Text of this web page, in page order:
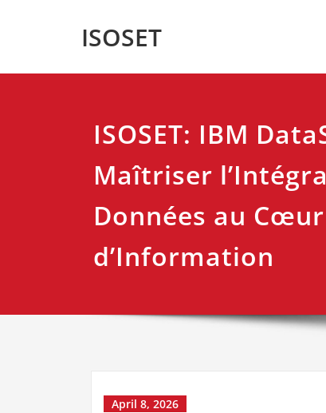
ISOSET
ISOSET: IBM
Maîtriser
Données au
d’Information
April 8, 2026